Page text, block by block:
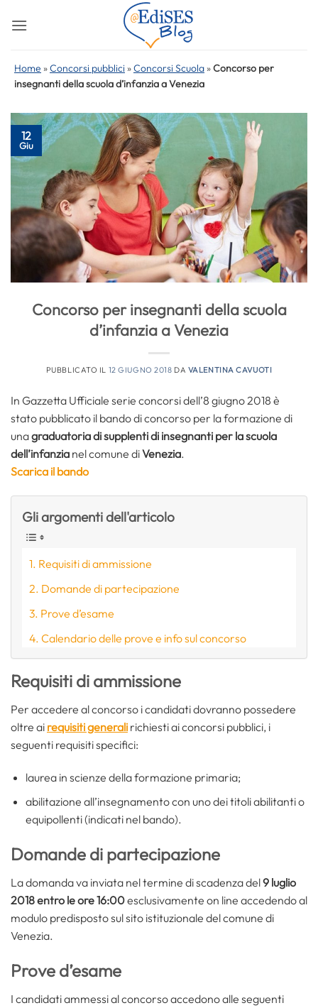
Home »Concorsi pubblici »Concorsi Scuola »Concorso per
insegnanti della scuola d’infanzia a Venezia
12
Giu
Concorso per insegnanti della scuola
d’infanzia a Venezia
PUBBLICATO IL 12 GIUGNO 2018 DA VALENTINA CAVUOTI
In Gazzetta Ufficiale serie concorsi dell’8 giugno 2018 è
stato pubblicato il bando di concorso per la formazione di
unagraduatoria di supplenti di insegnanti per la scuola
dell’infanzia nel comune diVenezia.
Scarica il bando
Gli argomenti dell'articolo
Requisiti di ammissione
Domande di partecipazione
Prove d’esame
Calendario delle prove e info sul concorso
Requisiti di ammissione
Per accedere al concorso i candidati dovranno possedere
oltre ai requisiti generali richiesti ai concorsi pubblici, i
seguenti requisiti specifici:
laurea in scienze della formazione primaria;
abilitazione all’insegnamento con uno dei titoli abilitanti o
equipollenti (indicati nel bando).
Domande di partecipazione
La domanda va inviata nel termine di scadenza del9 luglio
2018 entro le ore 16:00esclusivamente on line accedendo al
modulo predisposto sul sito istituzionale del comune di
Venezia.
Prove d’esame
I candidati ammessi al concorso accedono alle seguenti